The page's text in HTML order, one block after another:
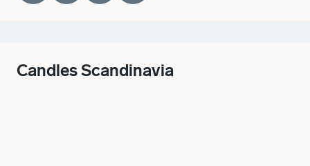
Candles Scandinavia